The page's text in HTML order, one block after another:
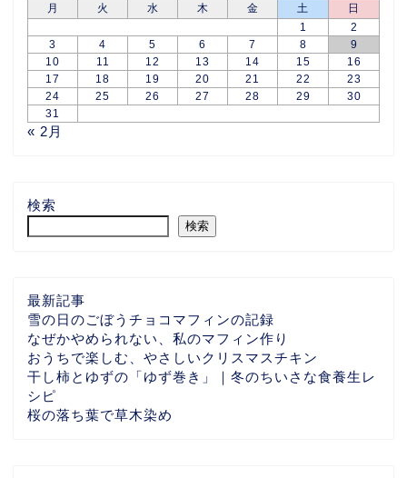
月
火 水 木 金 土
日
1
2
3
4 5 6 7 8
9
10
11 12 13 14 15
16
17
18 19 20 21 22
23
24
25 26 27 28 29
30
31
« 2月
検索
検索
最新記事
雪の日のごぼうチョコマフィンの記録
なぜかやめられない、私のマフィン作り
おうちで楽しむ、やさしいクリスマスチキン
干し柿とゆずの「ゆず巻き」｜冬のちいさな食養生レ
シピ
桜の落ち葉で草木染め